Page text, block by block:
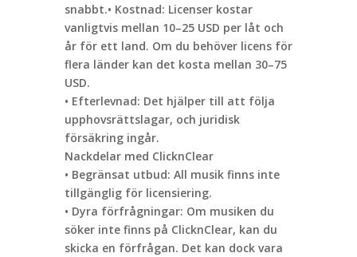
snabbt.• Kostnad: Licenser kostar
vanligtvis mellan 10–25 USD per låt och
år för ett land. Om du behöver licens för
flera länder kan det kosta mellan 30–75
USD.
• Efterlevnad: Det hjälper till att följa
upphovsrättslagar, och juridisk
försäkring ingår.
Nackdelar med ClicknClear
• Begränsat utbud: All musik finns inte
tillgänglig för licensiering.
• Dyra förfrågningar: Om musiken du
söker inte finns på ClicknClear, kan du
skicka en förfrågan. Det kan dock vara